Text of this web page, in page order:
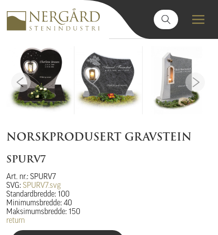
NORSKPRODUSERT GRAVSTEIN
SPURV7
Art. nr.: SPURV7
SVG:SPURV7.svg
Standardbredde: 100
Minimumsbredde: 40
Maksimumsbredde: 150
return